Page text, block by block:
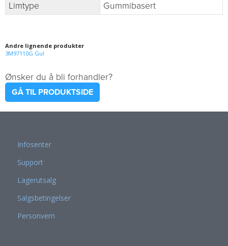
Limtype
Gummibasert
Andre lignende produkter
3M97110G Gul
Ønsker du å bli forhandler?
GÅ TIL PRODUKTSIDE
Infosenter
Support
Lagerutsalg
Salgsbetingelser
Personvern